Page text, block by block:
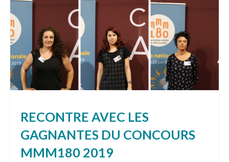
RECONTRE AVEC LES
GAGNANTES DU CONCOURS
MMM180 2019